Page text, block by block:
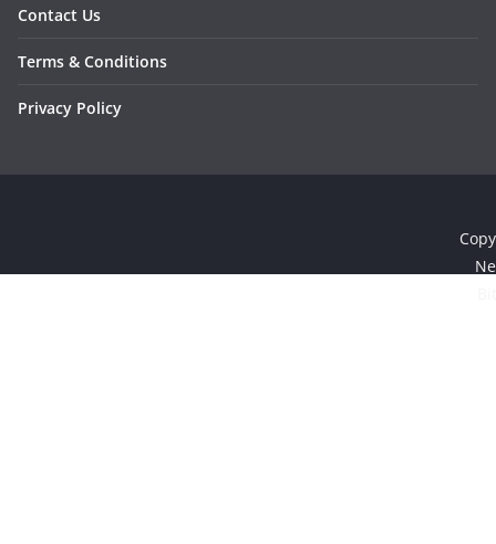
Contact Us
Terms & Conditions
Privacy Policy